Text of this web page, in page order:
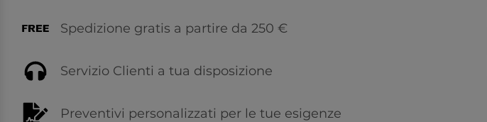
Spedizione gratis a partire da 250 €
Servizio Clienti a tua disposizione
Preventivi personalizzati per le tue esigenze